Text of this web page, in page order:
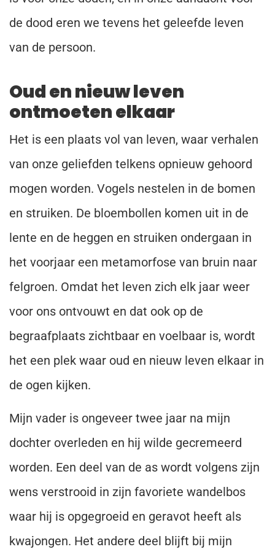
de dood eren we tevens het geleefde leven
van de persoon.
Oud en nieuw leven
ontmoeten elkaar
Het is een plaats vol van leven, waar verhalen
van onze geliefden telkens opnieuw gehoord
mogen worden. Vogels nestelen in de bomen
en struiken. De bloembollen komen uit in de
lente en de heggen en struiken ondergaan in
het voorjaar een metamorfose van bruin naar
felgroen. Omdat het leven zich elk jaar weer
voor ons ontvouwt en dat ook op de
begraafplaats zichtbaar en voelbaar is, wordt
het een plek waar oud en nieuw leven elkaar in
de ogen kijken.
Mijn vader is ongeveer twee jaar na mijn
dochter overleden en hij wilde gecremeerd
worden. Een deel van de as wordt volgens zijn
wens verstrooid in zijn favoriete wandelbos
waar hij is opgegroeid en geravot heeft als
kwajongen. Het andere deel blijft bij mijn